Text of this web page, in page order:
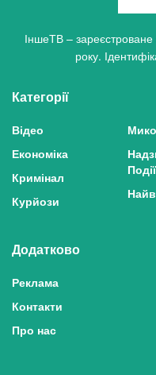
ІншеТВ –
року.
Категорії
Відео
Економіка
Кримінал
Курйози
Події
Додатково
Реклама
Контакти
Про нас